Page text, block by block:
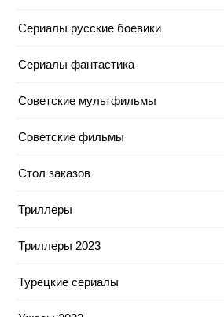
Сериалы русские боевики
Сериалы фантастика
Советские мультфильмы
Советские фильмы
Стол заказов
Триллеры
Триллеры 2023
Турецкие сериалы